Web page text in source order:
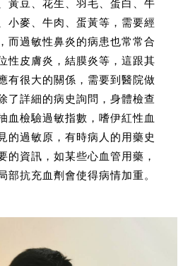
黃豆、花生、羽毛、蛋白、牛
小麥、牛肉、蛋黃等，需要經
而過敏性鼻炎的病患也常常合
性皮膚炎，結膜炎等，這跟其
有很大的關係，需要到醫院做
了詳細的病史詢問，身體檢查
血檢驗過敏指數，嗜伊紅性血
的過敏原，有時病人的用藥史
的資訊，如某些心血管用藥，
部抗充血劑會使得病情加重。